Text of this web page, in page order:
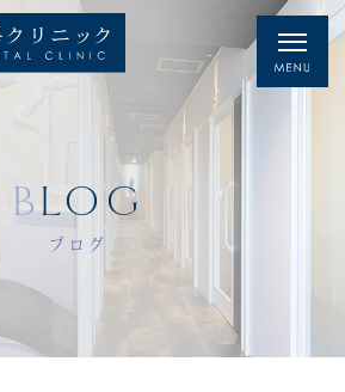
BLOG
ブログ